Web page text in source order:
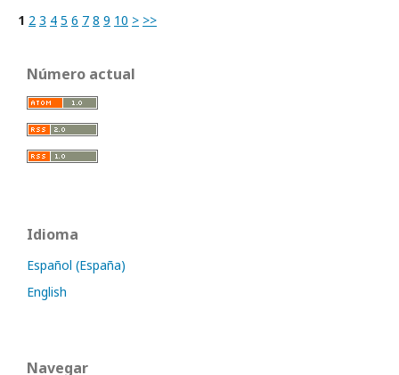
1 2 3 4 5 6 7 8 9 10 > >>
Número actual
Idioma
Español (España)
English
Navegar